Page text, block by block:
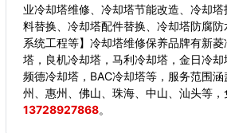
业冷却塔维修、冷却塔节能改造、冷却
料替换、冷却塔配件替换、冷却塔防腐
系统工程等】冷却塔维修保养品牌有新
塔，良机冷却塔，马利冷却塔，金日冷
频德冷却塔，BAC冷却塔等，服务范围
州、惠州、佛山、珠海、中山、汕头等，
13728927868。